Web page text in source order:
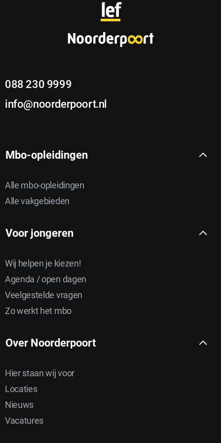
o
o
lef
088 230 9999
info@noorderpoort.nl
Mbo-opleidingen
Alle mbo-opleidingen
Alle vakgebieden
Voor jongeren
Wij helpen je kiezen!
Agenda / open dagen
Veelgestelde vragen
Zo werkt het mbo
Over Noorderpoort
Hier staan wij voor
Locaties
Nieuws
Vacatures